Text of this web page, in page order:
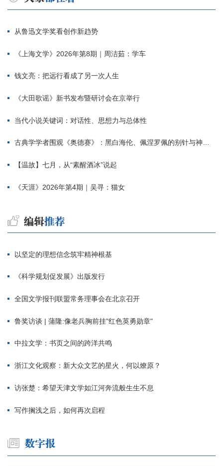
从鲁迅文学奖看创作新趋势
《上海文学》2026年第8期｜周洁茹：学车
钱文亮：把远行看成了另一次人生
《大田歌谣》新书发布暨研讨会在京举行
当代小说关键词：对话性、思想力与总体性
古典学学者围观《奥德赛》：黑白海伦、佩涅罗佩的别针与神秘入侵者
【温故】七月，从“素醒酒冰”说起
《天涯》2026年第4期｜吴寻：猫女
以坚定的理想信念筑牢精神根基
《科学规划促发展》出版发行
全国文学报刊联盟常务理事会在北京召开
鲁奖访谈 | 蒲隆:像老兵胸前挂"红色英勇勋章"
中拉文学：书页之间的跨洋共鸣
浙江文化观察：新大众文艺的星火，何以燎原？
访张楚：希望天津文学如江河奔流般生生不息
写作搁浅之后，如何再次启程